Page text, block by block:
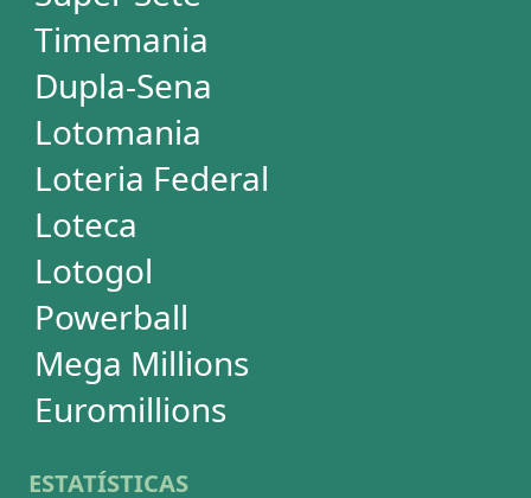
Mega-Sena
Lotofácil
Quina
+Milionária
Dia de Sorte
Super Sete
Timemania
Dupla-Sena
Lotomania
Powerball
Mega Millions
Euromillions